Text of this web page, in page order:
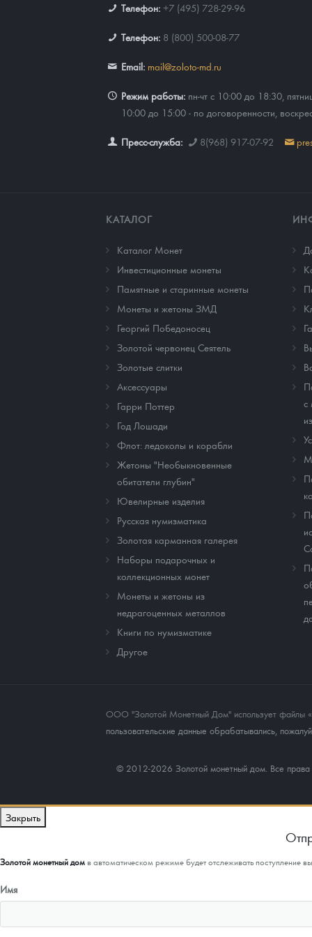
Телефон: +7 (495) 728-29-96
Телефон: 8 (800) 500-08-77
Email: mail@zoloto-md.ru
Режим работы: пн-чт с 10:00 до 18:30,
10:00 до 15:00 - по договоренности,
Пресс-служба: 8(968) 917-07-92
КАТАЛОГ
Каталог Монет
Инвестиционные монеты
Памятные и старинные монеты
Монеты и жетоны ЗМД
Георгий Победоносец
Золотой червонец Сеятель
Золотые слитки
Аксессуары
Гарри Поттер
Год Лошади
Флот: ледоколы и корабли
Жетоны "Необыкновенные
обитатели глубин"
Ювелирные изделия
Русская нумизматика
Золотая карманная галерея
Наборы подарочных и
коллекционных монет
Монеты и жетоны из
недрагоценных металлов
Книги по нумизматике
Другое
с
ООО "Золотой Монетный Дом" использует файлы
пользовательские данные обрабатывались,
© 2012-2026 Золотой монетный дом. Все
Закрыть
Золотой монетный домв автоматическом режиме будет отслеживать
Имя